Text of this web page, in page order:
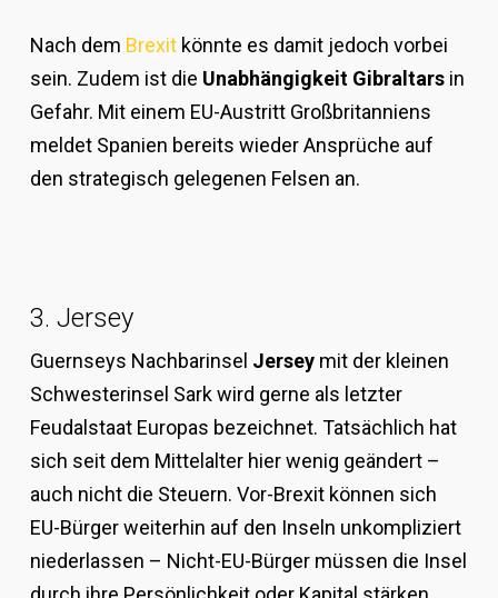
Nach dem Brexitkönnte es damit jedoch vorbei
sein. Zudem ist die Unabhängigkeit Gibraltarsin
Gefahr. Mit einem EU-Austritt Großbritanniens
meldet Spanien bereits wieder Ansprüche auf
den strategisch gelegenen Felsen an.
3. Jersey
Guernseys Nachbarinsel Jerseymit der kleinen
Schwesterinsel Sark wird gerne als letzter
Feudalstaat Europas bezeichnet. Tatsächlich hat
sich seit dem Mittelalter hier wenig geändert –
auch nicht die Steuern. Vor-Brexit können sich
EU-Bürger weiterhin auf den Inseln unkompliziert
niederlassen – Nicht-EU-Bürger müssen die Insel